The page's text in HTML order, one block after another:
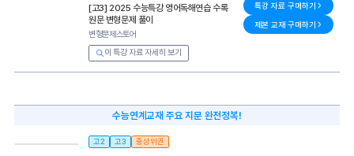
[고3] 2025 수능특강 영어독해연습 수록
원문 변형문제 풀이
변형문제스토어
이 특강 자료 자세히 보기
특강 자료 구매하기
제본 교재 구매하기
수능연계교재 주요 지문 완전정복!
고2 고3 중상위권